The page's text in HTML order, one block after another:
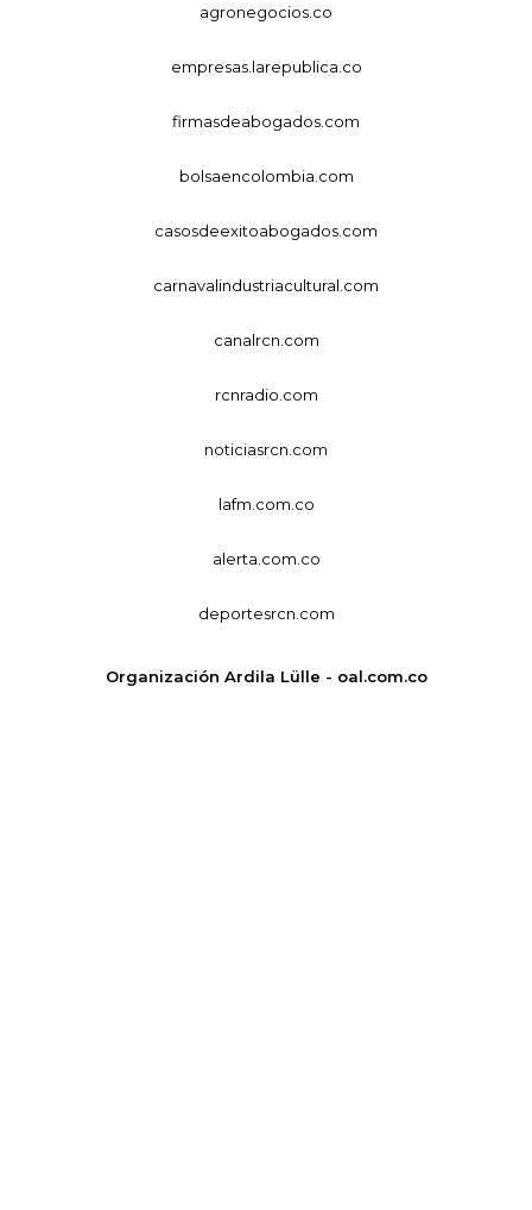
agronegocios.co
empresas.larepublica.co
firmasdeabogados.com
bolsaencolombia.com
casosdeexitoabogados.com
carnavalindustriacultural.com
canalrcn.com
rcnradio.com
noticiasrcn.com
lafm.com.co
alerta.com.co
deportesrcn.com
Organización Ardila Lülle - oal.com.co